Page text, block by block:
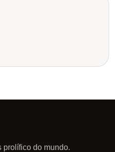
prolífico do mundo.